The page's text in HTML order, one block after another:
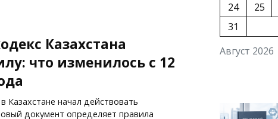
Казахстана
что изменилось с 12
Казахстане начал действовать
документ определяет правила
Август 2026
24
25
31